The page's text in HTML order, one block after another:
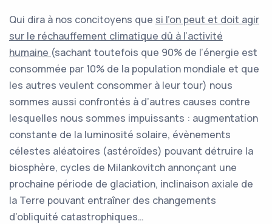
Qui dira à nos concitoyens que si l’on peut et doit agir
sur le réchauffement climatique dû à l’activité
humaine (sachant toutefois que 90% de l’énergie est
consommée par 10% de la population mondiale et que
les autres veulent consommer à leur tour) nous
sommes aussi confrontés à d’autres causes contre
lesquelles nous sommes impuissants : augmentation
constante de la luminosité solaire, évènements
célestes aléatoires (astéroïdes) pouvant détruire la
biosphère, cycles de Milankovitch annonçant une
prochaine période de glaciation, inclinaison axiale de
la Terre pouvant entraîner des changements
d’obliquité catastrophiques…